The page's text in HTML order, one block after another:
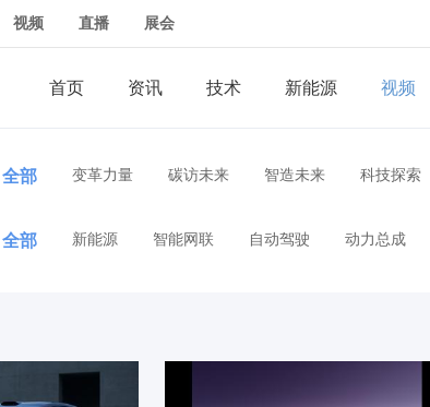
视频 直播 展会
首页 资讯 技术 视频
全部 变革力量 碳访未来 智造未来 科技探索
全部 新能源 智能网联 自动驾驶 动力总成